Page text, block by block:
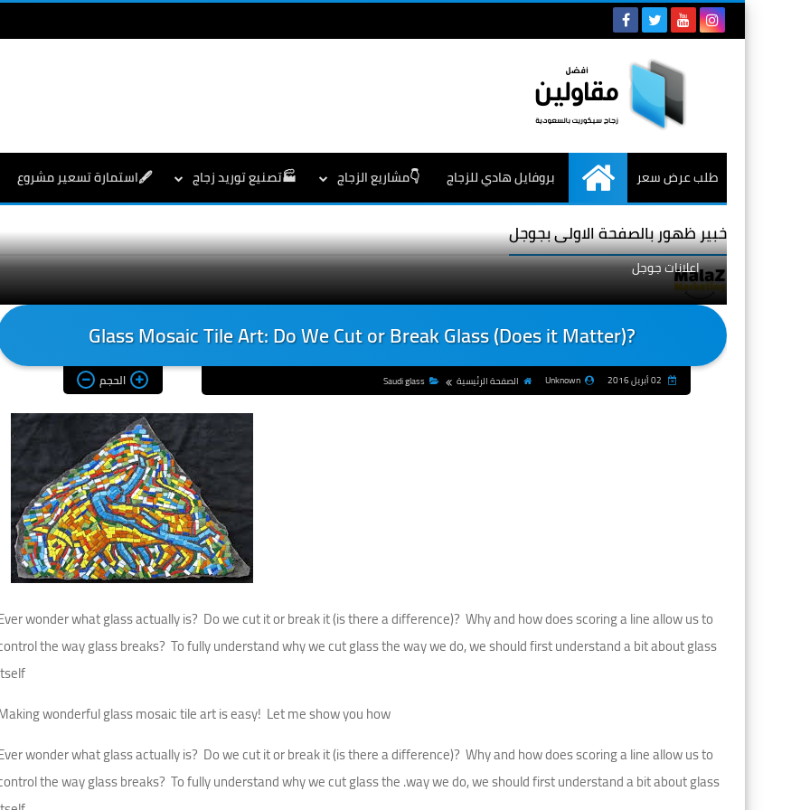
طلب عرض سعر الرئيسية
بروفايل هادي للزجاج 👇مشاريع الزجاج 🏭تصنيع توريد زجاج 🖋️استمارة تسعير مشروع
خبير ظهور بالصفحة الاولى بجوجل
اعلانات جوجل
?Glass Mosaic Tile Art: Do We Cut or Break Glass (Does it Matter)
Unknown الصفحة الرئيسية Saudi glass الحجم
wonder what glass actually is? Do we cut it or break it (is there a difference)? Why and how does scoring a line allow us to
the way glass breaks? To fully understand why we cut glass the way we do, we should first understand a bit about glass
wonderful glass mosaic tile art is easy! Let me show you how
wonder what glass actually is? Do we cut it or break it (is there a difference)? Why and how does scoring a line allow us to
the way glass breaks? To fully understand why we cut glass the .way we do, we should first understand a bit about glass